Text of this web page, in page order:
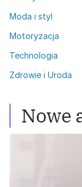
Moda i styl
Motoryzacja
Technologia
Zdrowie i Uroda
Nowe